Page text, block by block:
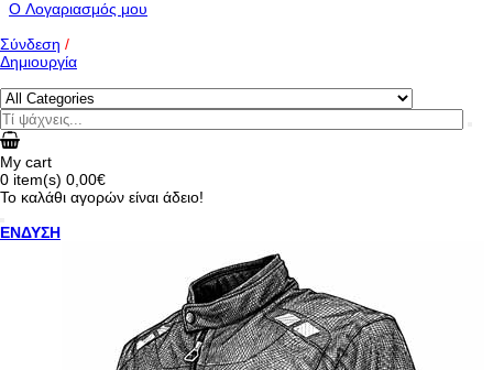
O Λογαριασμός μου
Σύνδεση /
Δημιουργία
My cart
0 item(s) 0,00€
Το καλάθι αγορών είναι άδειο!
ΕΝΔΥΣΗ